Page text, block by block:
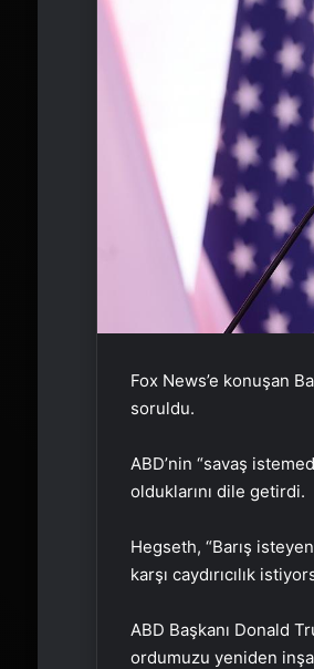
Fox News’e konuşan
soruldu.
ABD’nin “savaş
olduklarını dile getirdi.
Hegseth, “Barış
karşı caydırıcılık
ABD Başkanı Donald
ordumuzu yeniden inşa